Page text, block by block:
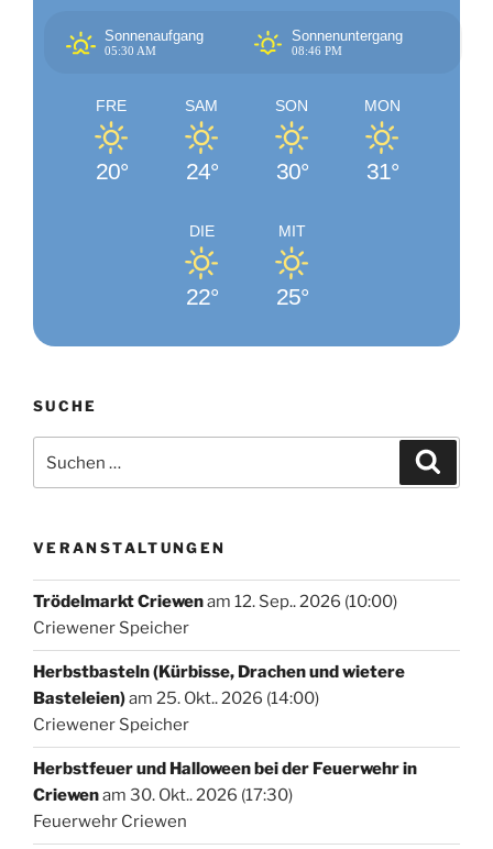
Sonnenaufgang
05:30 AM
Sonnenuntergang
08:46 PM
FRE
20°
SAM
24°
SON
30°
MON
31°
DIE
22°
MIT
25°
SUCHE
nach:
VERANSTALTUNGEN
Trödelmarkt Criewenam 12. Sep.. 2026 (10:00)
Criewener Speicher
Herbstbasteln (Kürbisse, Drachen und wietere
Basteleien)am 25. Okt.. 2026 (14:00)
Criewener Speicher
Herbstfeuer und Halloween bei der Feuerwehr in
Criewenam 30. Okt.. 2026 (17:30)
Feuerwehr Criewen